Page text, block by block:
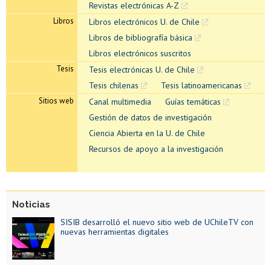
Revistas electrónicas A-Z
Libros
Libros electrónicos U. de Chile
Libros de bibliografía básica
Libros electrónicos suscritos
Tesis
Tesis electrónicas U. de Chile
Tesis chilenas
Tesis latinoamericanas
Sitios web Canal multimedia
Guías temáticas
Gestión de datos de investigación
Ciencia Abierta en la U. de Chile
Recursos de apoyo a la investigación
Noticias
SISIB desarrolló el nuevo sitio web de UChileTV con
nuevas herramientas digitales